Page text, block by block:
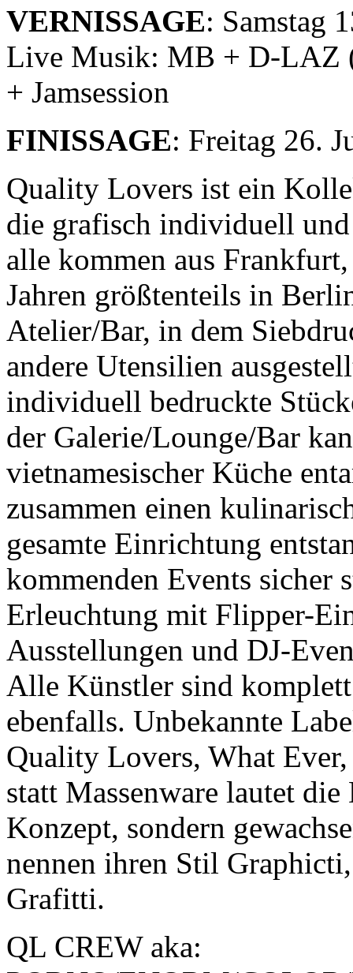
VERNISSAGE: Samstag
Live Musik: MB + D-LAZ
+ Jamsession
FINISSAGE: Freitag 26.
Quality Lovers ist ein
die grafisch individuell
alle kommen aus
Jahren größtenteils in
Atelier/Bar, in dem
andere Utensilien
individuell bedruckte
der Galerie/Lounge/Bar
vietnamesischer Küche
zusammen einen
gesamte Einrichtung
kommenden Events sicher
Erleuchtung mit Flipper-
Ausstellungen und DJ-
Alle Künstler sind
ebenfalls. Unbekannte
Quality Lovers, What
statt Massenware lautet
Konzept, sondern
nennen ihren Stil
Grafitti.
QL CREW aka: